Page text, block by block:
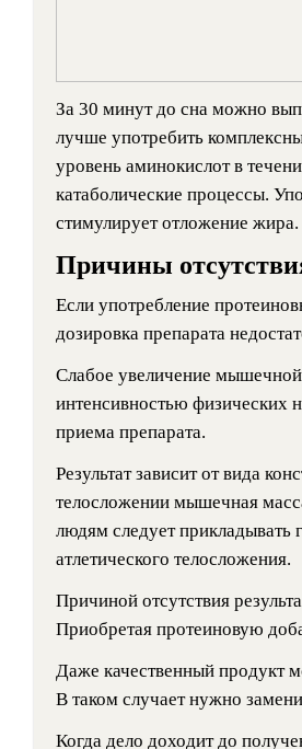
За 30 минут до сна можно
лучше употребить
уровень аминокислот в
катаболические процессы.
стимулирует отложение жира.
Причины
Если употребление
дозировка препарата
Слабое увеличение
интенсивностью физических
приема препарата.
Результат зависит от вида
телосложении мышечная
людям следует прикладывать
атлетического телосложения.
Причиной отсутствия
Приобретая протеиновую
Даже качественный продукт
В таком случает нужно
Когда дело доходит до